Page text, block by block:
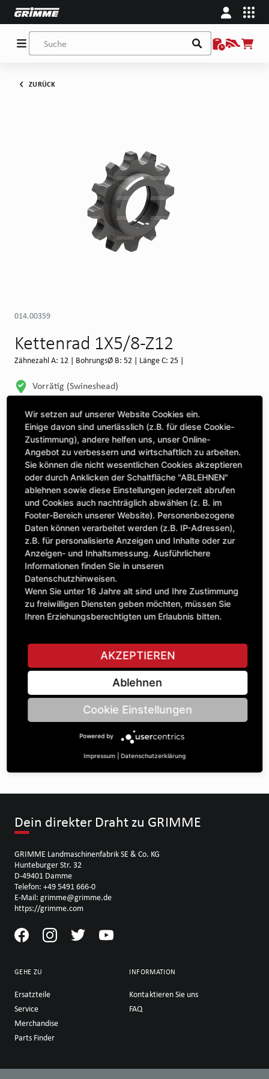
ZURÜCK
014.00359
Kettenrad 1X5/8-Z12
Zähnezahl A: 12 | BohrungsØ B: 52 | Länge C: 25 |
Vorrätig (Swineshead)
Maschine auswählen, um Kompatibilität zu sehen
MASCHINE AUSWÄHLEN
CLICK & COLLECT
Bestellungen bei Deinem bevorzugten Standort abholen
47,49 £
exkl. MwSt.
Anzahl
IN DEN WARENKORB
KETTENRÄdeR EINFACH 1“ | Zähnezahl A: 12 | BohrungsØ B:
52 | Länge C: 25 |
Dein direkter Draht zu GRIMME
GRIMME Landmaschinenfabrik SE & Co. KG
Hunteburger Str. 32
D-49401 Damme
Telefon: +49 5491 666-0
E-Mail: grimme@grimme.de
https://grimme.com
GEHE ZU
Ersatzteile
Service
Merchandise
Parts Finder
INFORMATION
Kontaktieren Sie uns
FAQ
Wir setzen auf unserer Website Cookies ein.
Einige davon sind unerlässlich (z.B. für diese Cookie-
Zustimmung), andere helfen uns, unser Online-
Angebot zu verbessern und wirtschaftlich zu arbeiten.
Sie können die nicht wesentlichen Cookies akzeptieren
oder durch Anklicken der Schaltfläche "ABLEHNEN"
ablehnen sowie diese Einstellungen jederzeit abrufen
und Cookies auch nachträglich abwählen (z. B. im
Footer-Bereich unserer Website). Personenbezogene
Daten können verarbeitet werden (z.B. IP-Adressen),
z.B. für personalisierte Anzeigen und Inhalte oder zur
Anzeigen- und Inhaltsmessung. Ausführlichere
Informationen finden Sie in unseren
Datenschutzhinweisen.
Wenn Sie unter 16 Jahre alt sind und Ihre Zustimmung
zu freiwilligen Diensten geben möchten, müssen Sie
Ihren Erziehungsberechtigten um Erlaubnis bitten.
AKZEPTIEREN
Ablehnen
Cookie Einstellungen
Powered by
Impressum Datenschutzerklärung